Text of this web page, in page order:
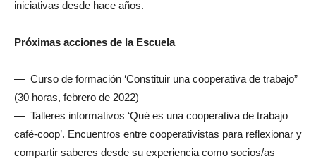
iniciativas desde hace años.
Próximas acciones de la Escuela
— Curso de formación ‘Constituir una cooperativa de trabajo”
(30 horas, febrero de 2022)
— Talleres informativos ‘Qué es una cooperativa de trabajo
café-coop’. Encuentros entre cooperativistas para reflexionar y
compartir saberes desde su experiencia como socios/as